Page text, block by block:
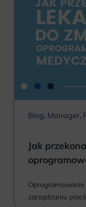
Blog Manager
Jak
zarządzaniu